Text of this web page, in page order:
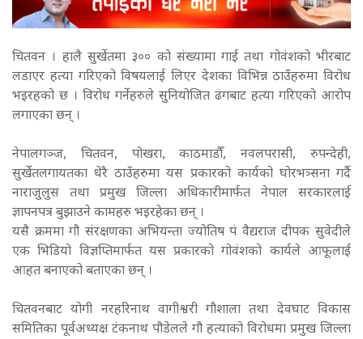
चितवन । हालै सुर्खेतमा ३०० को संख्यामा गाई तथा गोवंशको भीरबाट
लडाएर हत्या गरिएको विषयलाई लिएर देशका विभिन्न ठाउँहरुमा विरोध
भइरहको छ । विरोध गर्नेहरुले सुनियोजित ढंगबाट हत्या गरिएको आरोप
लगाएका छन् ।
नेपालगञ्ज, चितवन, पोखरा, काठमाडौँ, नवलपरासी, रुपन्देही,
सुर्खेतलगायतका धेरै ठाउँहरुमा यस प्रकारको कार्यको घोरभत्र्सना गर्दै
नाराजुलुस तथा प्रमुख जिल्ला अधिकारीमार्फत नेपाल सरकारलाई
ज्ञापनपत्र बुझाउने कामहरु भइरहेका छन् ।
यसै क्रममा गौ संरक्षणका अभियन्ता ज्योतिष पं वैद्यराज दीपक सुवेदीले
एक भिडियो विज्ञप्तिमार्फत यस प्रकारको गोवंशको कार्यले आफूलाई
आहत बनाएको बताएका छन् ।
चितवनबाट योगी नरहरिनाथ वागीश्वरी गौशाला तथा देवघाट विकास
समितिका पूर्वअध्यक्ष टंकनाथ पौडेलले गौ हत्याको विरोधमा प्रमुख जिल्ला